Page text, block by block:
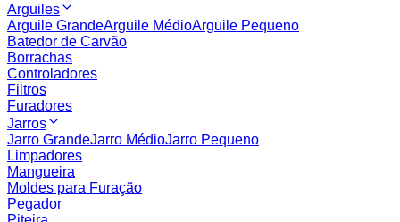
Arguiles
Arguile GrandeArguile MédioArguile Pequeno
Batedor de Carvão
Borrachas
Controladores
Filtros
Furadores
Jarros
Jarro GrandeJarro MédioJarro Pequeno
Limpadores
Mangueira
Moldes para Furação
Pegador